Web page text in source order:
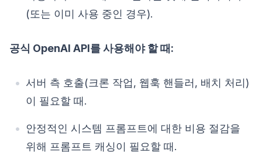
(또는 이미 사용 중인 경우).
공식 OpenAI API를 사용해야 할 때:
서버 측 호출(크론 작업, 웹훅 핸들러, 배치 처리)
이 필요할 때.
안정적인 시스템 프롬프트에 대한 비용 절감을
위해 프롬프트 캐싱이 필요할 때.